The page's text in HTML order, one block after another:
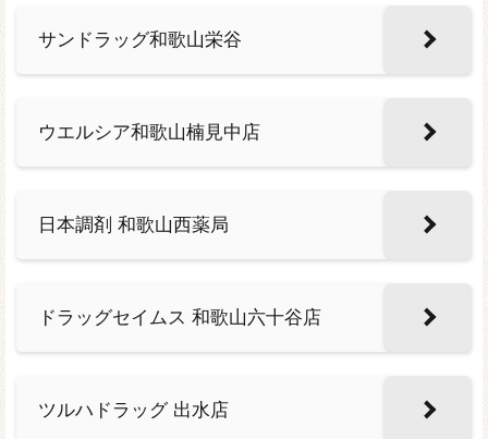
サンドラッグ和歌山栄谷
ウエルシア和歌山楠見中店
日本調剤 和歌山西薬局
ドラッグセイムス 和歌山六十谷店
ツルハドラッグ 出水店